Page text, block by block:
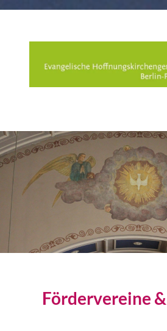
Fördervereine